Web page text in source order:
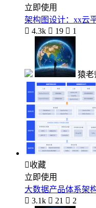
立即使用
架构图设计：xx云
 4.3k  19  1
猿老
收藏
立即使用
大数据产品体系架
 3.1k  21  2